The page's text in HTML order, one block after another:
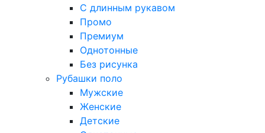
С длинным рукавом
Промо
Премиум
Однотонные
Без рисунка
Рубашки поло
Мужские
Женские
Детские